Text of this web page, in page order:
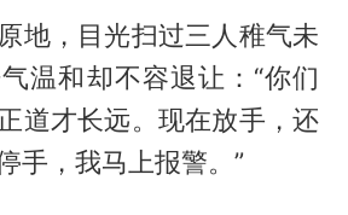
地，目光扫过三人稚气未
温和却不容退让：“你们
道才长远。现在放手，还
手，我马上报警。”